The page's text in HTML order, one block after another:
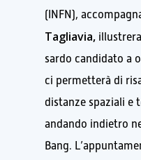
(INFN),
Tagliavia,
sardo candidato a
ci permetterà di
distanze spaziali e
andando indietro
Bang.